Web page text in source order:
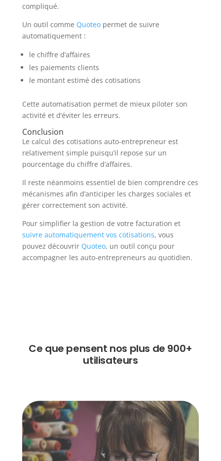
compliqué.
Un outil comme Quoteopermet de suivre
automatiquement :
le chiffre d’affaires
les paiements clients
le montant estimé des cotisations
Cette automatisation permet de mieux piloter son
activité et d’éviter les erreurs.
Conclusion
Le calcul des cotisations auto-entrepreneur est
relativement simple puisqu’il repose sur un
pourcentage du chiffre d’affaires.
Il reste néanmoins essentiel de bien comprendre ces
mécanismes afin d’anticiper les charges sociales et
gérer correctement son activité.
Pour simplifier la gestion de votre facturation et
suivre automatiquement vos cotisations, vous
pouvez découvrir Quoteo, un outil conçu pour
accompagner les auto-entrepreneurs au quotidien.
Ce que pensent nos plus de 900+
utilisateurs